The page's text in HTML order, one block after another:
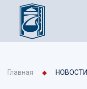
Главная НОВОСТИ